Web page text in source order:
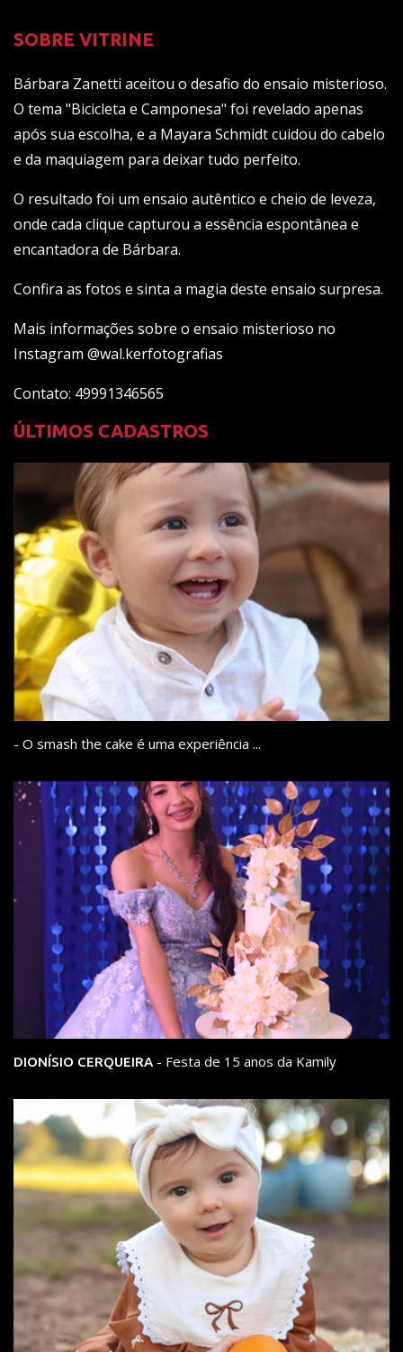
SOBRE VITRINE
Bárbara Zanetti aceitou o desafio do ensaio misterioso.
O tema "Bicicleta e Camponesa" foi revelado apenas
após sua escolha, e a Mayara Schmidt cuidou do cabelo
e da maquiagem para deixar tudo perfeito.
O resultado foi um ensaio autêntico e cheio de leveza,
onde cada clique capturou a essência espontânea e
encantadora de Bárbara.
Confira as fotos e sinta a magia deste ensaio surpresa.
Mais informações sobre o ensaio misterioso no
Instagram @wal.kerfotografias
Contato: 49991346565
ÚLTIMOS CADASTROS
- O smash the cake é uma experiência ...
DIONÍSIO CERQUEIRA - Festa de 15 anos da Kamily